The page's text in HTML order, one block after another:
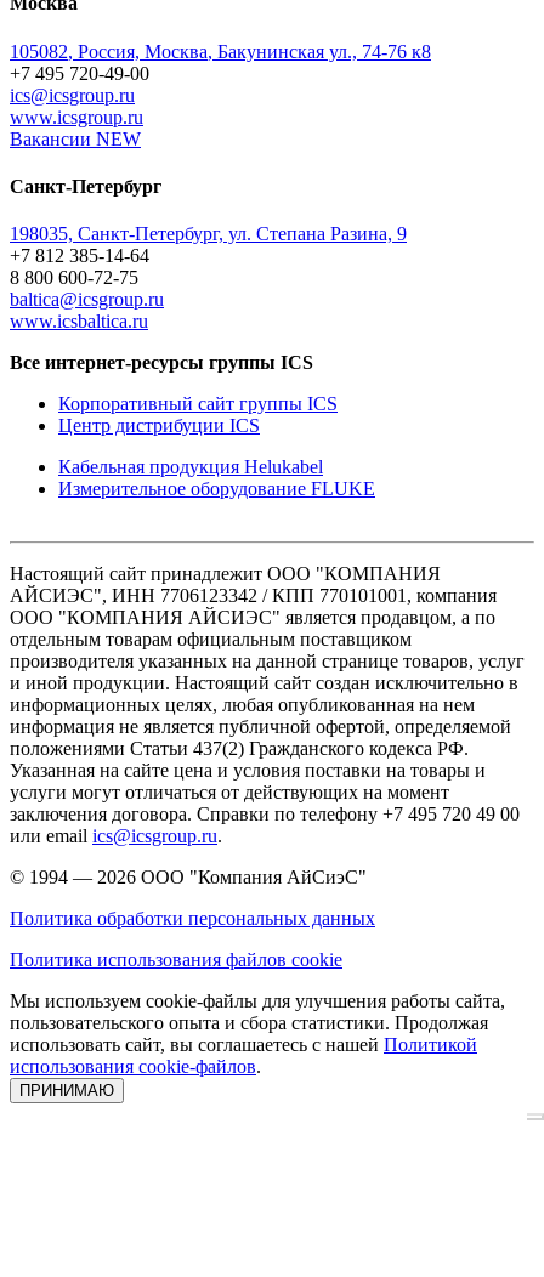
105082, Россия, Москва, Бакунинская ул., 74-76 к8
+7 495 720-49-00
ics@icsgroup.ru
www.icsgroup.ru
Вакансии NEW
Санкт-Петербург
198035, Санкт-Петербург, ул. Степана Разина, 9
+7 812 385-14-64
8 800 600-72-75
baltica@icsgroup.ru
www.icsbaltica.ru
Все интернет-ресурсы группы ICS
Корпоративный сайт группы ICS
Центр дистрибуции ICS
Кабельная продукция Helukabel
Измерительное оборудование FLUKE
Настоящий сайт принадлежит ООО "КОМПАНИЯ
АЙСИЭС", ИНН 7706123342 / КПП 770101001, компания
ООО "КОМПАНИЯ АЙСИЭС" является продавцом, а по
отдельным товарам официальным поставщиком
производителя указанных на данной странице товаров, услуг
и иной продукции. Настоящий сайт создан исключительно в
информационных целях, любая опубликованная на нем
информация не является публичной офертой, определяемой
положениями Статьи 437(2) Гражданского кодекса РФ.
Указанная на сайте цена и условия поставки на товары и
услуги могут отличаться от действующих на момент
заключения договора. Справки по телефону +7 495 720 49 00
или email ics@icsgroup.ru.
© 1994 — 2026 ООО "Компания АйСиэС"
Политика обработки персональных данных
Политика использования файлов cookie
Мы используем cookie-файлы для улучшения работы сайта,
пользовательского опыта и сбора статистики. Продолжая
использовать сайт, вы соглашаетесь с нашей Политикой
использования cookie-файлов.
ПРИНИМАЮ